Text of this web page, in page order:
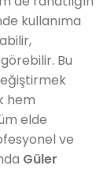
kullanıma
Bu
hem
elde
ve
Güler